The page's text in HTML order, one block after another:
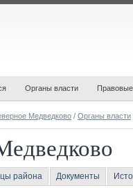
Органы власти
Медведково / Органы власти
района Документы